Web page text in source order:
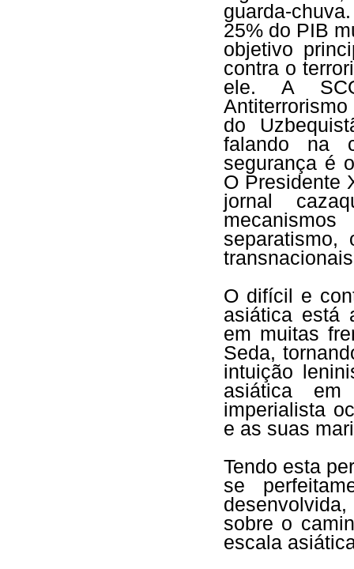
guarda-
25% do PIB
objetivo
contra o
ele. A
do
falando na
segurança é
O Presidente
jornal
O difícil e
asiática está
em muitas
Seda,
intuição
asiática
imperialista
e as suas
Tendo esta
se
sobre o
escala